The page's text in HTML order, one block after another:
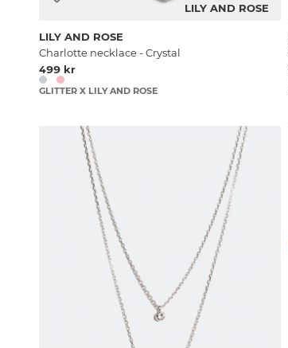
LILY AND ROSE
LILY AND ROSE
Charlotte necklace - Crystal
499 kr
GLITTER X LILY AND ROSE